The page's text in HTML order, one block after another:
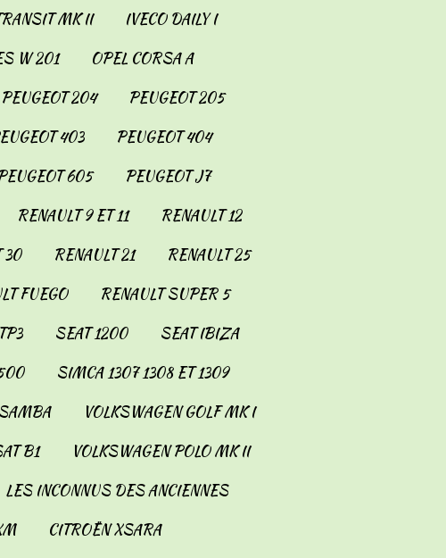
MK II
IVECO DAILY I
W 201
OPEL CORSA A
PEUGEOT 204
PEUGEOT 205
403
PEUGEOT 404
605
PEUGEOT J7
RENAULT 9 ET 11
RENAULT 12
30 RENAULT 21
RENAULT 25
FUEGO
RENAULT SUPER 5
SEAT 1200
SEAT IBIZA
SIMCA 1307 1308 ET 1309
VOLKSWAGEN GOLF MK I
B1
VOLKSWAGEN POLO MK II
LES INCONNUS DES ANCIENNES
CITROËN XSARA